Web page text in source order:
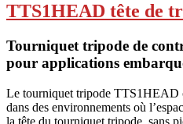
TTS1HEAD tête de
Tourniquet tripode de
pour applications
Le tourniquet tripode TTS1HEAD
dans des environnements où
la tête du tourniquet tripode, sans